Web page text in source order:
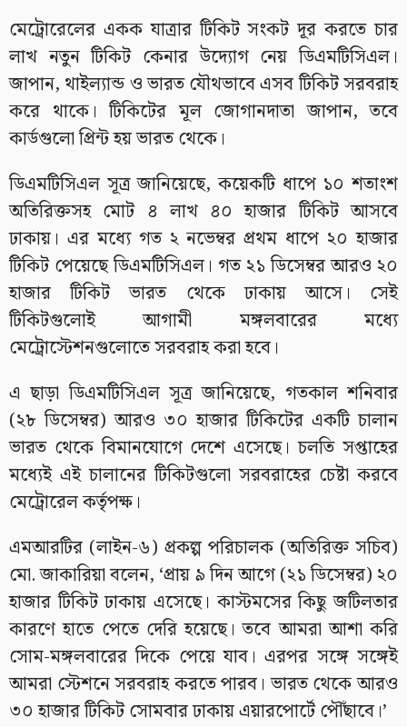
মেট্রোরেলের একক যাত্রার টিকিট সংকট দূর করতে চার
লাখ নতুন টিকিট কেনার উদ্যোগ নেয় ডিএমটিসিএল।
জাপান, থাইল্যান্ড ও ভারত যৌথভাবে এসব টিকিট সরবরাহ
করে থাকে। টিকিটের মূল জোগানদাতা জাপান, তবে
কার্ডগুলো প্রিন্ট হয় ভারত থেকে।
ডিএমটিসিএল সূত্র জানিয়েছে, কয়েকটি ধাপে ১০ শতাংশ
অতিরিক্তসহ মোট ৪ লাখ ৪০ হাজার টিকিট আসবে
ঢাকায়। এর মধ্যে গত ২ নভেম্বর প্রথম ধাপে ২০ হাজার
টিকিট পেয়েছে ডিএমটিসিএল। গত ২১ ডিসেম্বর আরও ২০
হাজার টিকিট ভারত থেকে ঢাকায় আসে। সেই
টিকিটগুলোই আগামী মঙ্গলবারের মধ্যে
মেট্রোস্টেশনগুলোতে সরবরাহ করা হবে।
এ ছাড়া ডিএমটিসিএল সূত্র জানিয়েছে, গতকাল শনিবার
(২৮ ডিসেম্বর) আরও ৩০ হাজার টিকিটের একটি চালান
ভারত থেকে বিমানযোগে দেশে এসেছে। চলতি সপ্তাহের
মধ্যেই এই চালানের টিকিটগুলো সরবরাহের চেষ্টা করবে
মেট্রোরেল কর্তৃপক্ষ।
এমআরটির (লাইন-৬) প্রকল্প পরিচালক (অতিরিক্ত সচিব)
মো. জাকারিয়া বলেন, ‘প্রায় ৯ দিন আগে (২১ ডিসেম্বর) ২০
হাজার টিকিট ঢাকায় এসেছে। কাস্টমসের কিছু জটিলতার
কারণে হাতে পেতে দেরি হয়েছে। তবে আমরা আশা করি
সোম-মঙ্গলবারের দিকে পেয়ে যাব। এরপর সঙ্গে সঙ্গেই
আমরা স্টেশনে সরবরাহ করতে পারব। ভারত থেকে আরও
৩০ হাজার টিকিট সোমবার ঢাকায় এয়ারপোর্টে পৌঁছাবে।’